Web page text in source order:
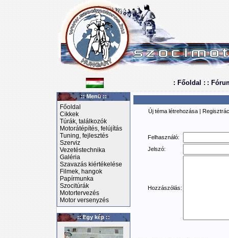
: Főoldal : :
:: Menü ::
Főoldal
Cikkek
Túrák, találkozók
Motorátépítés, felújítás
Tuning, fejlesztés
Szerviz
Vezetéstechnika
Galéria
Szavazás kiértékelése
Filmek, hangok
Papírmunka
Szocitúrák
Motortervezés
Motor versenyzés
:: Egy kép ::
Új téma létrehozása |
Felhasználó:
Jelszó:
Hozzászólás: